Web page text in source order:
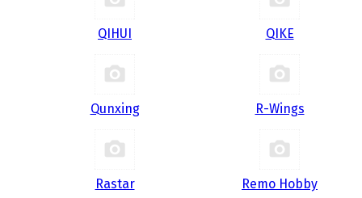
QIHUI QIKE
Qunxing R-Wings
Rastar Remo Hobby